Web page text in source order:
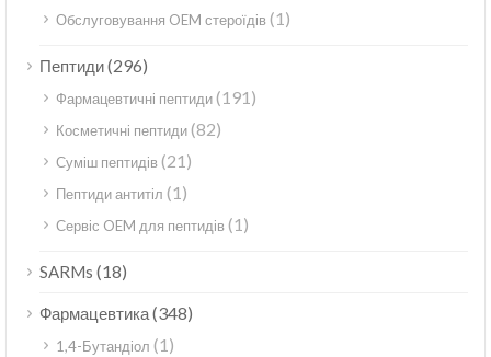
Обслуговування OEM стероїдів (1)
Пептиди(296)
Фармацевтичні пептиди(191)
Косметичні пептиди(82)
Суміш пептидів (21)
Пептиди антитіл (1)
Сервіс OEM для пептидів (1)
SARMs (18)
Фармацевтика(348)
1,4-Бутандіол (1)